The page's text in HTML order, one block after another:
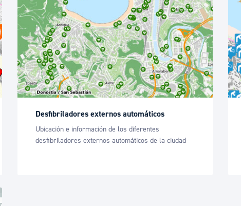
Administración municipal
Tablón de anuncios oficiales
Calendario fiscal
Portal de transparencia
Desfibriladores externos automáticos
Ubicación e información de los diferentes
desfibriladores externos automáticos de la ciudad